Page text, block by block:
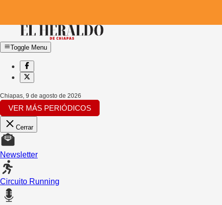
Toggle Menu
Chiapas, 9 de agosto de 2026
VER MÁS PERIÓDICOS
Cerrar
Newsletter
Circuito Running